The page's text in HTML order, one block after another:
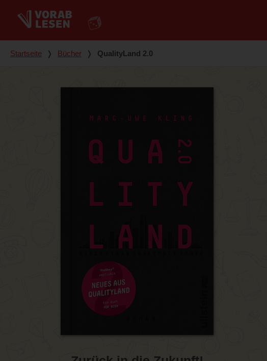
Du bist hier
Startseite ❭ Bücher ❭ QualityLand 2.0